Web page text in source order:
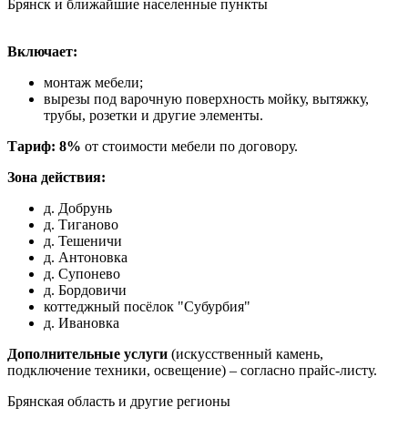
Брянск и ближайшие населенные пункты
Включает:
монтаж мебели;
вырезы под варочную поверхность мойку, вытяжку,
трубы, розетки и другие элементы.
Тариф: 8% от стоимости мебели по договору.
Зона действия:
д. Добрунь
д. Тиганово
д. Тешеничи
д. Антоновка
д. Супонево
д. Бордовичи
коттеджный посёлок "Субурбия"
д. Ивановка
Дополнительные услуги (искусственный камень,
подключение техники, освещение) – согласно прайс-листу.
Брянская область и другие регионы